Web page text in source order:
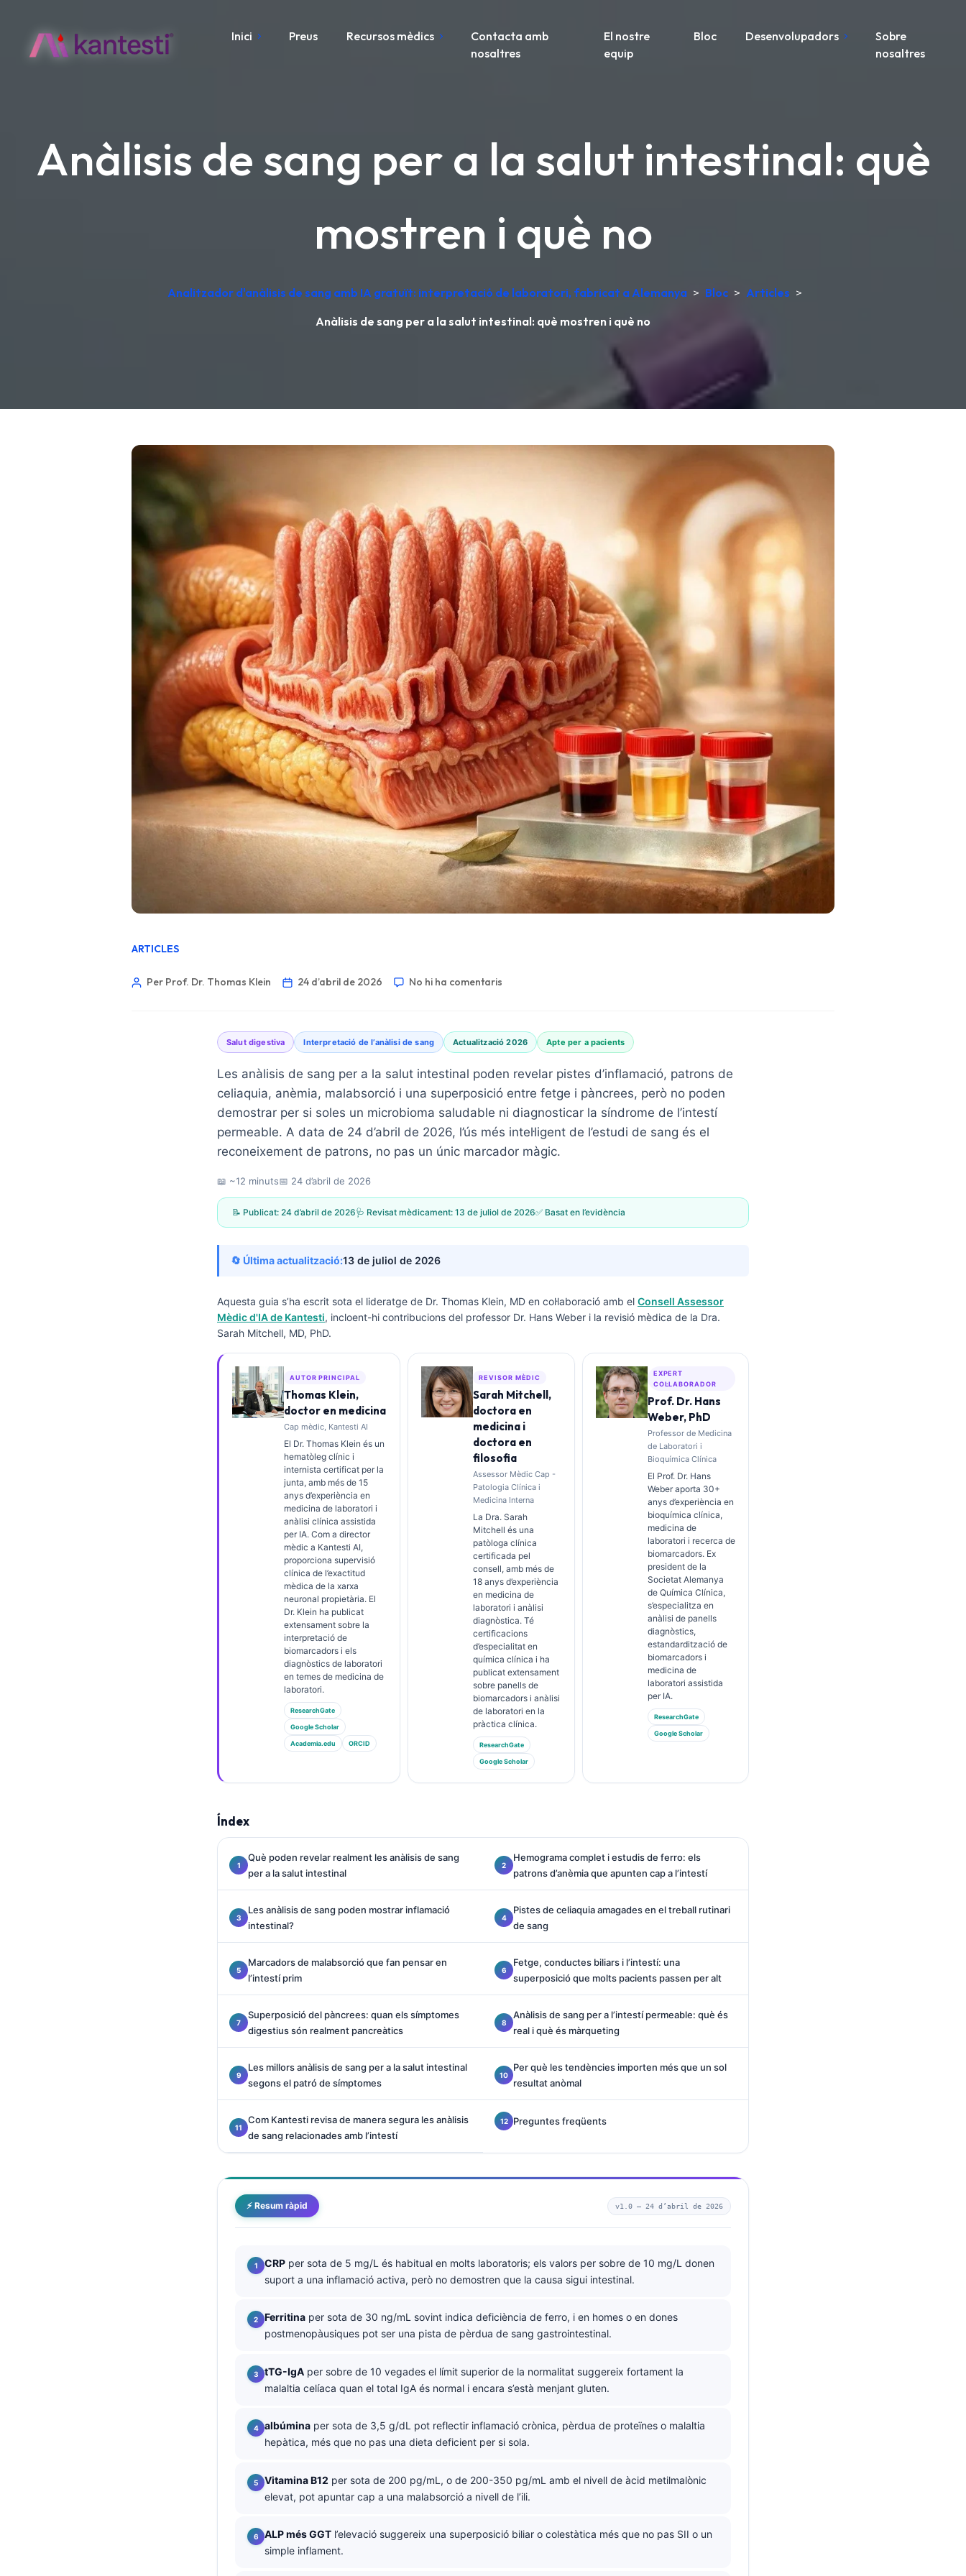
Inici Preus Recursos mèdics
Contacta amb
nosaltres
El nostre
equip
Bloc Desenvolupadors
Sobre
nosaltres
Anàlisis de sang per a la salut intestinal: què
mostren i què no
Analitzador d'anàlisis de sang amb IA gratuït: interpretació de laboratori, fabricat a Alemanya > Bloc > Articles >
Anàlisis de sang per a la salut intestinal: què mostren i què no
ARTICLES
Per Prof. Dr. Thomas Klein 24 d’abril de 2026 No hi ha comentaris
Salut digestiva Interpretació de l’anàlisi de sang Actualització 2026 Apte per a pacients
Les anàlisis de sang per a la salut intestinal poden revelar pistes d’inflamació, patrons de
celiaquia, anèmia, malabsorció i una superposició entre fetge i pàncrees, però no poden
demostrar per si soles un microbioma saludable ni diagnosticar la síndrome de l’intestí
permeable. A data de 24 d’abril de 2026, l’ús més intel·ligent de l’estudi de sang és el
reconeixement de patrons, no pas un únic marcador màgic.
📖 ~12 minuts📅 24 d’abril de 2026
📝 Publicat: 24 d’abril de 2026🩺 Revisat mèdicament: 13 de juliol de 2026✅ Basat en l’evidència
🔄 Última actualització:13 de juliol de 2026
Aquesta guia s’ha escrit sota el lideratge de Dr. Thomas Klein, MD en col·laboració amb el Consell Assessor
Mèdic d'IA de Kantesti, incloent-hi contribucions del professor Dr. Hans Weber i la revisió mèdica de la Dra.
Sarah Mitchell, MD, PhD.
AUTOR PRINCIPAL
Thomas Klein,
doctor en medicina
Cap mèdic, Kantesti AI
El Dr. Thomas Klein és un
hematòleg clínic i
internista certificat per la
junta, amb més de 15
anys d’experiència en
medicina de laboratori i
anàlisi clínica assistida
per IA. Com a director
mèdic a Kantesti AI,
proporciona supervisió
clínica de l’exactitud
mèdica de la xarxa
neuronal propietària. El
Dr. Klein ha publicat
extensament sobre la
interpretació de
biomarcadors i els
diagnòstics de laboratori
en temes de medicina de
laboratori.
ResearchGate
Google Scholar
Academia.edu ORCID
REVISOR MÈDIC
Sarah Mitchell,
doctora en
medicina i
doctora en
filosofia
Assessor Mèdic Cap -
Patologia Clínica i
Medicina Interna
La Dra. Sarah
Mitchell és una
patòloga clínica
certificada pel
consell, amb més de
18 anys d’experiència
en medicina de
laboratori i anàlisi
diagnòstica. Té
certificacions
d’especialitat en
química clínica i ha
publicat extensament
sobre panells de
biomarcadors i anàlisi
de laboratori en la
pràctica clínica.
ResearchGate
Google Scholar
EXPERT
COL·LABORADOR
Prof. Dr. Hans
Weber, PhD
Professor de Medicina
de Laboratori i
Bioquímica Clínica
El Prof. Dr. Hans
Weber aporta 30+
anys d’experiència en
bioquímica clínica,
medicina de
laboratori i recerca de
biomarcadors. Ex
president de la
Societat Alemanya
de Química Clínica,
s’especialitza en
anàlisi de panells
diagnòstics,
estandardització de
biomarcadors i
medicina de
laboratori assistida
per IA.
ResearchGate
Google Scholar
Índex
Què poden revelar realment les anàlisis de sang
per a la salut intestinal
Hemograma complet i estudis de ferro: els
patrons d’anèmia que apunten cap a l’intestí
Les anàlisis de sang poden mostrar inflamació
intestinal?
Pistes de celiaquia amagades en el treball rutinari
de sang
Marcadors de malabsorció que fan pensar en
l’intestí prim
Fetge, conductes biliars i l’intestí: una
superposició que molts pacients passen per alt
Superposició del pàncrees: quan els símptomes
digestius són realment pancreàtics
Anàlisis de sang per a l’intestí permeable: què és
real i què és màrqueting
Les millors anàlisis de sang per a la salut intestinal
segons el patró de símptomes
Per què les tendències importen més que un sol
resultat anòmal
Com Kantesti revisa de manera segura les anàlisis
de sang relacionades amb l’intestí
Preguntes freqüents
⚡ Resum ràpid v1.0 — 24 d’abril de 2026
CRP per sota de 5 mg/L és habitual en molts laboratoris; els valors per sobre de 10 mg/L donen
suport a una inflamació activa, però no demostren que la causa sigui intestinal.
Ferritina per sota de 30 ng/mL sovint indica deficiència de ferro, i en homes o en dones
postmenopàusiques pot ser una pista de pèrdua de sang gastrointestinal.
tTG-IgA per sobre de 10 vegades el límit superior de la normalitat suggereix fortament la
malaltia celíaca quan el total IgA és normal i encara s’està menjant gluten.
albúmina per sota de 3,5 g/dL pot reflectir inflamació crònica, pèrdua de proteïnes o malaltia
hepàtica, més que no pas una dieta deficient per si sola.
Vitamina B12 per sota de 200 pg/mL, o de 200-350 pg/mL amb el nivell de àcid metilmalònic
elevat, pot apuntar cap a una malabsorció a nivell de l’ili.
ALP més GGT l’elevació suggereix una superposició biliar o colestàtica més que no pas SII o un
simple inflament.